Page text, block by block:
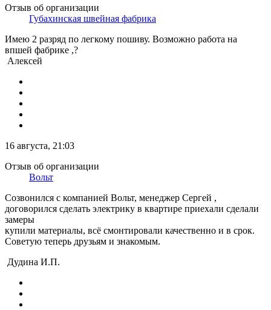
Отзыв об организации
Губахинская швейная фабрика
Имею 2 разряд по легкому пошиву. Возможно работа на
впшей фабрике ,?
Алексей
16 августа, 21:03
Отзыв об организации
Вольт
Созвонился с компанией Вольт, менеджер Сергей ,
договорился сделать электрику в квартире приехали сделали
замеры
купили материалы, всё смонтировали качественно и в срок.
Советую теперь друзьям и знакомым.
Дудина И.П.